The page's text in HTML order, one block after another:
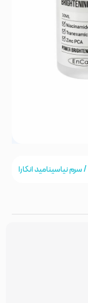
/ سرم نیاسینامید انکارا